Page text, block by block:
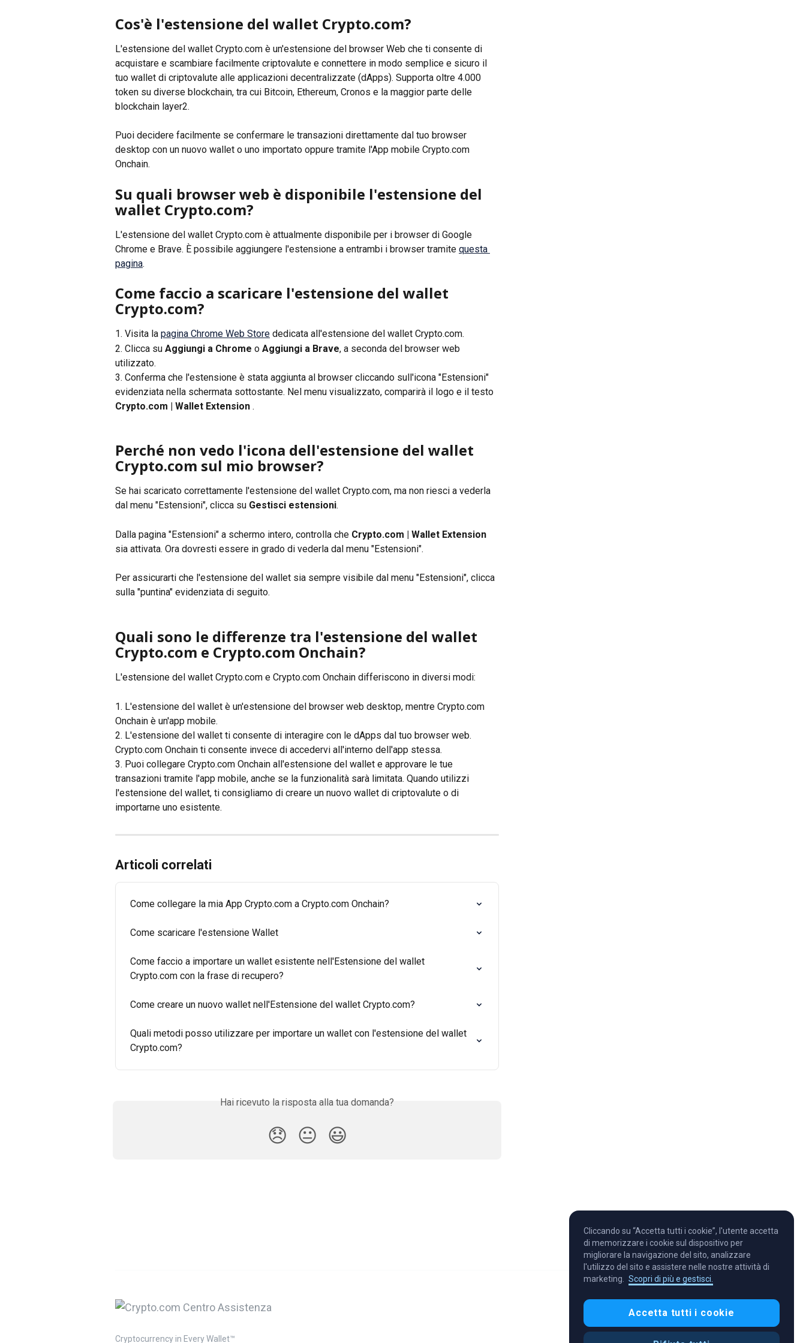
Cos'è l'estensione del wallet Crypto.com?
L'estensione del wallet Crypto.com è un'estensione del browser Web che ti consente di
acquistare e scambiare facilmente criptovalute e connettere in modo semplice e sicuro il
tuo wallet di criptovalute alle applicazioni decentralizzate (dApps). Supporta oltre 4.000
token su diverse blockchain, tra cui Bitcoin, Ethereum, Cronos e la maggior parte delle
blockchain layer2.
Puoi decidere facilmente se confermare le transazioni direttamente dal tuo browser
desktop con un nuovo wallet o uno importato oppure tramite l'App mobile Crypto.com
Onchain.
Su quali browser web è disponibile l'estensione del
wallet Crypto.com?
L'estensione del wallet Crypto.com è attualmente disponibile per i browser di Google
Chrome e Brave. È possibile aggiungere l'estensione a entrambi i browser tramite questa
pagina.
Come faccio a scaricare l'estensione del wallet
Crypto.com?
1. Visita la pagina Chrome Web Store dedicata all'estensione del wallet Crypto.com.
2. Clicca su Aggiungi a Chrome o Aggiungi a Brave, a seconda del browser web
utilizzato.
3. Conferma che l'estensione è stata aggiunta al browser cliccando sull'icona "Estensioni"
evidenziata nella schermata sottostante. Nel menu visualizzato, comparirà il logo e il testo
Crypto.com | Wallet Extension .
Perché non vedo l'icona dell'estensione del wallet
Crypto.com sul mio browser?
Se hai scaricato correttamente l'estensione del wallet Crypto.com, ma non riesci a vederla
dal menu "Estensioni", clicca su Gestisci estensioni.
Dalla pagina "Estensioni" a schermo intero, controlla che Crypto.com | Wallet Extension
sia attivata. Ora dovresti essere in grado di vederla dal menu "Estensioni".
Per assicurarti che l'estensione del wallet sia sempre visibile dal menu "Estensioni", clicca
sulla "puntina" evidenziata di seguito.
Quali sono le differenze tra l'estensione del wallet
Crypto.com e Crypto.com Onchain?
L'estensione del wallet Crypto.com e Crypto.com Onchain differiscono in diversi modi:
1. L'estensione del wallet è un'estensione del browser web desktop, mentre Crypto.com
Onchain è un'app mobile.
2. L'estensione del wallet ti consente di interagire con le dApps dal tuo browser web.
Crypto.com Onchain ti consente invece di accedervi all'interno dell'app stessa.
3. Puoi collegare Crypto.com Onchain all'estensione del wallet e approvare le tue
transazioni tramite l'app mobile, anche se la funzionalità sarà limitata. Quando utilizzi
l'estensione del wallet, ti consigliamo di creare un nuovo wallet di criptovalute o di
importarne uno esistente.
Articoli correlati
Come collegare la mia App Crypto.com a Crypto.com Onchain?
Come scaricare l'estensione Wallet
Come faccio a importare un wallet esistente nell'Estensione del wallet
Crypto.com con la frase di recupero?
Come creare un nuovo wallet nell'Estensione del wallet Crypto.com?
Quali metodi posso utilizzare per importare un wallet con l'estensione del wallet
Crypto.com?
Hai ricevuto la risposta alla tua domanda?
😞 😐 😃
Cryptocurrency in Every Wallet™
Cliccando su “Accetta tutti i cookie”, l'utente accetta
di memorizzare i cookie sul dispositivo per
migliorare la navigazione del sito, analizzare
l'utilizzo del sito e assistere nelle nostre attività di
marketing. Scopri di più e gestisci.
Accetta tutti i cookie